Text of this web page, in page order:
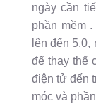
ngày cần
phần mềm
lên đến
để thay thế
điện tử đến
móc và